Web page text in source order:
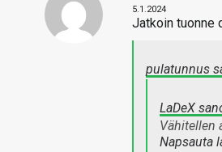
5.1.2024
Jatkoin tuonne
pulatunnus
LaDeX
Vähitellen
Napsauta